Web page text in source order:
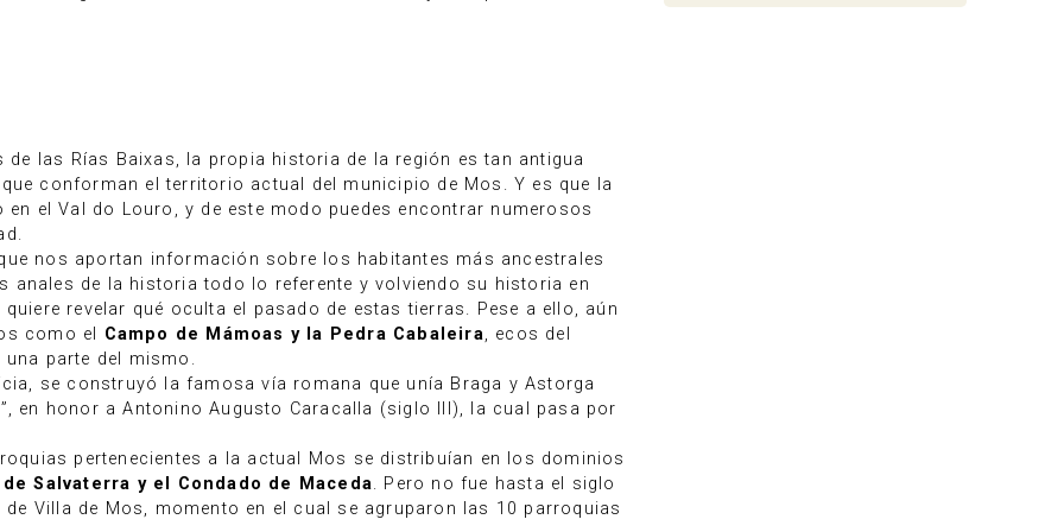
las Rías Baixas, la propia historia de la región es tan antigua
conforman el territorio actual del municipio de Mos. Y es que la
el Val do Louro, y de este modo puedes encontrar numerosos
nos aportan información sobre los habitantes más ancestrales
anales de la historia todo lo referente y volviendo su historia en
revelar qué oculta el pasado de estas tierras. Pese a ello, aún
como el Campo de Mámoas y la Pedra Cabaleira, ecos del
parte del mismo.
se construyó la famosa vía romana que unía Braga y Astorga
”, en honor a Antonino Augusto Caracalla (siglo III), la cual pasa por
pertenecientes a la actual Mos se distribuían en los dominios
Salvaterra y el Condado de Maceda. Pero no fue hasta el siglo
Villa de Mos, momento en el cual se agruparon las 10 parroquias